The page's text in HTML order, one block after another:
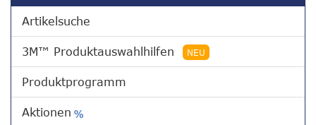
Artikelsuche
3M™ Produktauswahlhilfen NEU
Produktprogramm
Aktionen %